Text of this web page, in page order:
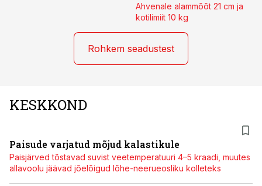
Ahvenale alammõõt 21 cm ja
kotilimiit 10 kg
Rohkem seadustest
KESKKOND
Paisude varjatud mõjud kalastikule
Paisjärved tõstavad suvist veetemperatuuri 4–5 kraadi, muutes
allavoolu jäävad jõelõigud lõhe-neerueosliku kolleteks